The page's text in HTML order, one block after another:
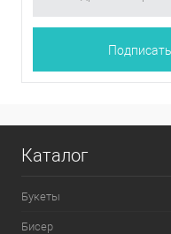
Каталог
Букеты
Бисер